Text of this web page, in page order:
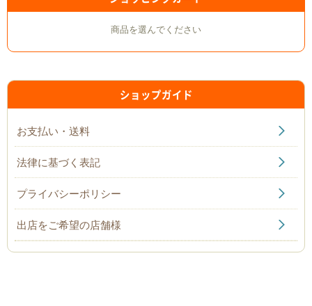
商品を選んでください
ショップガイド
お支払い・送料
法律に基づく表記
プライバシーポリシー
出店をご希望の店舗様